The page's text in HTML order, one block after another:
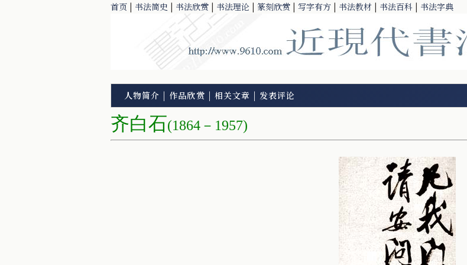
首页 | 书法简史 | 书法欣赏 | 书法理论 | 篆刻欣赏 | 写字有方 | 书法教材 | 书法百科 | 书法字典
人物简介 | 作品欣赏 | 相关文章 | 发表评论
齐白石(1864－1957)